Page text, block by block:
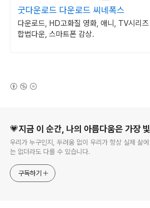
굿다운로드 다운로드 씨네폭스
다운로드, HD고화질 영화, 애니, TV시리즈
합법다운, 스마트폰 감상.
💗지금 이 순간, 나의 아름다움은 가
우리가 누구인지, 두려움 없이 우리가 항상 실제 삶
는 없더라도 다를 수 있습니다.
구독하기